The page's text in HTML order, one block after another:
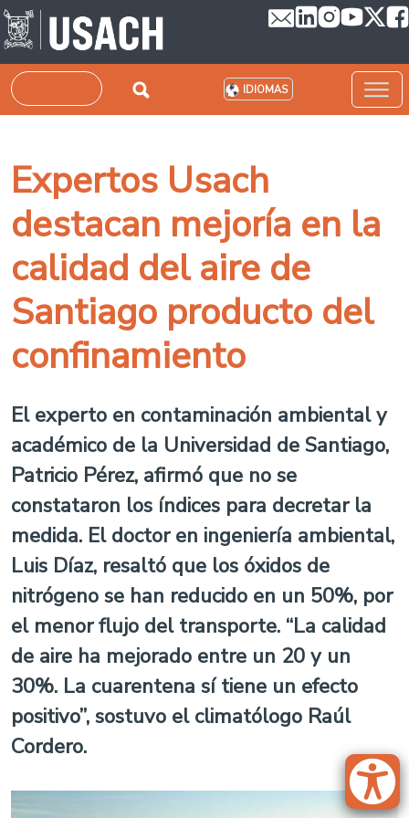
Pasar al contenido principal
Buscar IDIOMAS
Expertos Usach
destacan mejoría en la
calidad del aire de
Santiago producto del
confinamiento
El experto en contaminación ambiental y
académico de la Universidad de Santiago,
Patricio Pérez, afirmó que no se
constataron los índices para decretar la
medida. El doctor en ingeniería ambiental,
Luis Díaz, resaltó que los óxidos de
nitrógeno se han reducido en un 50%, por
el menor flujo del transporte. “La calidad
de aire ha mejorado entre un 20 y un
30%. La cuarentena sí tiene un efecto
positivo”, sostuvo el climatólogo Raúl
Cordero.